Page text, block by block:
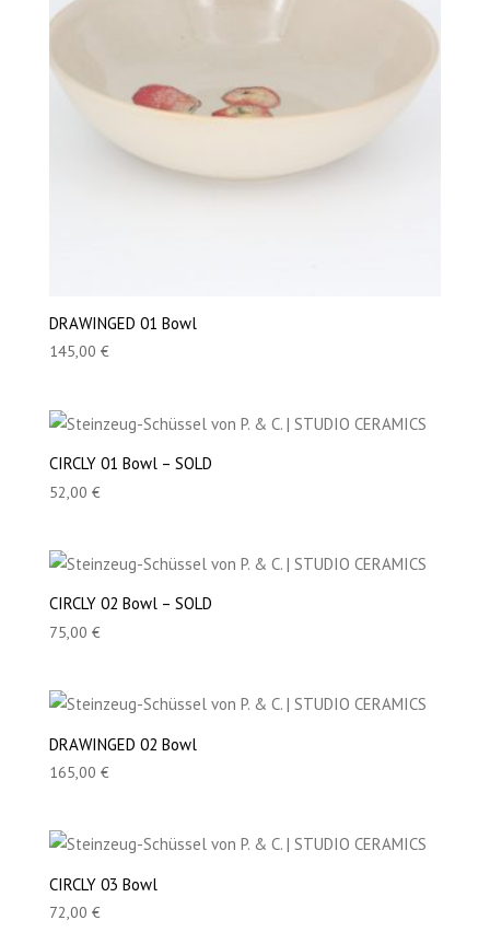
DRAWINGED 01 Bowl
145,00 €
CIRCLY 01 Bowl – SOLD
52,00 €
CIRCLY 02 Bowl – SOLD
75,00 €
DRAWINGED 02 Bowl
165,00 €
CIRCLY 03 Bowl
72,00 €